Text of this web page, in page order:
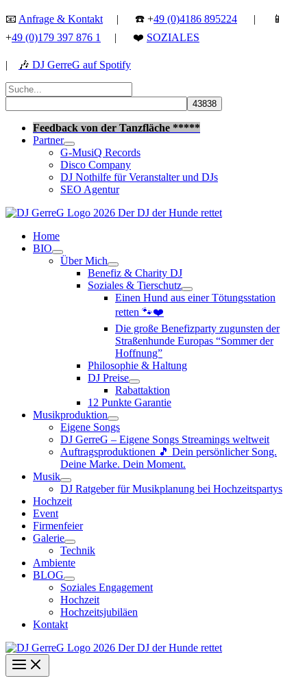
Zum
springen
📧 Anfrage & Kontakt | ☎️ +49 (0)4186 895224 | 📱
+49 (0)179 397 876 1 | ❤️ SOZIALES
| 🎶 DJ GerreG auf Spotify
Suchen
nach:
Feedback von der Tanzfläche *****
Partner
G-MusiQ Records
Disco Company
DJ Nothilfe für Veranstalter und DJs
SEO Agentur
Home
BIO
Über Mich
Benefiz & Charity DJ
Soziales & Tierschutz
Einen Hund aus einer Tötungsstation
retten 🐾❤️
Die große Benefizparty zugunsten der
Straßenhunde Europas “Sommer der
Hoffnung”
Philosophie & Haltung
DJ Preise
Rabattaktion
12 Punkte Garantie
Musikproduktion
Eigene Songs
DJ GerreG – Eigene Songs Streamings weltweit
Auftragsproduktionen 🎵 Dein persönlicher Song.
Deine Marke. Dein Moment.
Musik
DJ Ratgeber für Musikplanung bei Hochzeitspartys
Hochzeit
Event
Firmenfeier
Galerie
Technik
Ambiente
BLOG
Soziales Engagement
Hochzeit
Hochzeitsjubiläen
Kontakt